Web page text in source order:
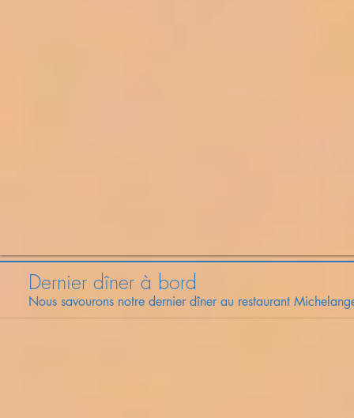
Dernier dîner à bord
Nous savourons notre dernier dîner au restaurant